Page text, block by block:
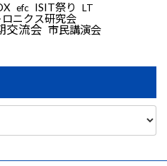
efc ISIT祭り LT
ニクス研究会
交流会 市民講演会